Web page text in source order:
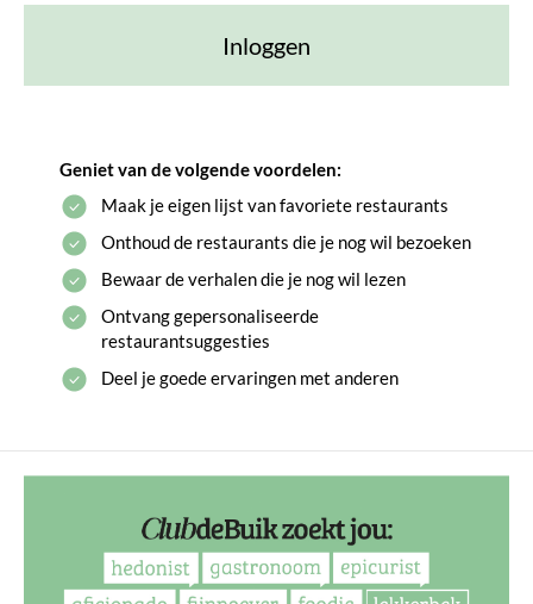
Inloggen
Geniet van de volgende voordelen:
Maak je eigen lijst van favoriete restaurants
Onthoud de restaurants die je nog wil bezoeken
Bewaar de verhalen die je nog wil lezen
Ontvang gepersonaliseerde
restaurantsuggesties
Deel je goede ervaringen met anderen